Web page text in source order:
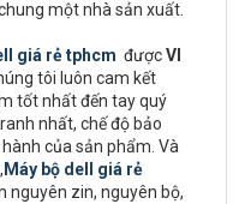
một nhà sản xuất.
giá rẻ tphcm đượcVI
tôi luôn cam kết
tốt nhất đến tay quý
nhất, chế độ bảo
của sản phẩm. Và
Máy bộ dell giá rẻ
nguyên zin, nguyên bộ,